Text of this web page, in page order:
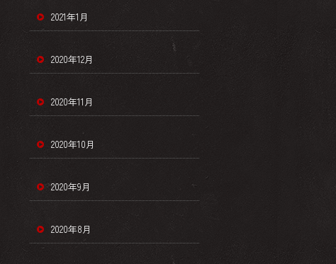
2021年1月
2020年12月
2020年11月
2020年10月
2020年9月
2020年8月